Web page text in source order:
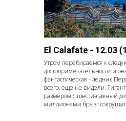
El Calafate - 12.03
Утром перебираемся к
достопримечательности и
фантастическая - ледник
всего, еще не видели.
размером с шестиэтажный
миллионами брызг